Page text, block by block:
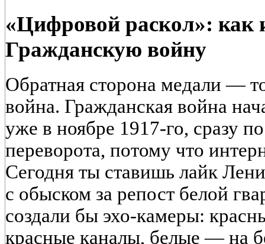
«Цифровой раскол»: как
Гражданскую войну
Обратная сторона медали —
война. Гражданская война
уже в ноябре 1917‑го, сразу
переворота, потому что
Сегодня ты ставишь лайк
с обыском за репост белой
создали бы эхо-камеры:
красные каналы, белые — на